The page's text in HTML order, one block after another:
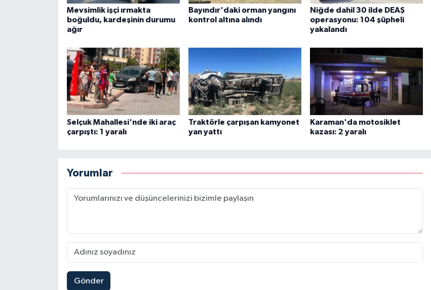
Mevsimlik işçi ırmakta
boğuldu, kardeşinin durumu
ağır
Bayındır'daki orman yangını
kontrol altına alındı
Niğde dahil 30 ilde DEAŞ
operasyonu: 104 şüpheli
yakalandı
Selçuk Mahallesi'nde iki araç
çarpıştı: 1 yaralı
Traktörle çarpışan kamyonet
yan yattı
Karaman'da motosiklet
kazası: 2 yaralı
Yorumlar
Gönder